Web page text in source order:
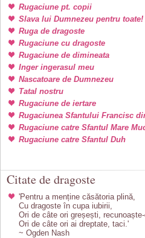
Rugaciune pt. copii
Slava lui Dumnezeu pentru toate!
Ruga de dragoste
Rugaciune cu dragoste
Rugaciune de dimineata
Inger ingerasul meu
Nascatoare de Dumnezeu
Tatal nostru
Rugaciune de iertare
Rugaciunea Sfantului Francisc
Rugaciune catre Sfantul Mare
Rugaciune catre Sfantul Duh
Citate de dragoste
'Pentru a menține căsătoria plină,
Cu dragoste în cupa iubirii,
Ori de câte ori greșești,
Ori de câte ori ai dreptate, taci.'
~ Ogden Nash